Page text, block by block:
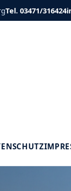
Tel. 03471/316424